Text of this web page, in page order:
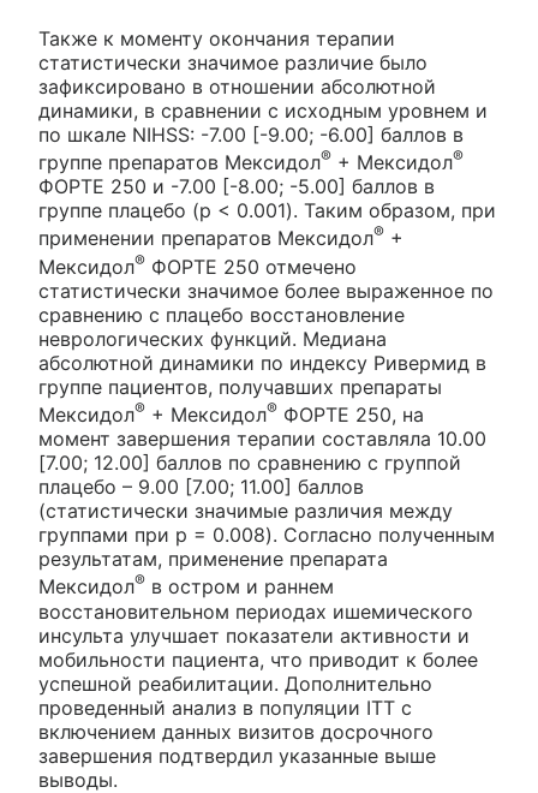
Также к моменту окончания терапии
статистически значимое различие было
зафиксировано в отношении абсолютной
динамики, в сравнении с исходным уровнем и
по шкале NIHSS: -7.00 [-9.00; -6.00] баллов в
группе препаратов Мексидол® + Мексидол®
ФОРТЕ 250 и -7.00 [-8.00; -5.00] баллов в
группе плацебо (p < 0.001). Таким образом, при
применении препаратов Мексидол® +
Мексидол® ФОРТЕ 250 отмечено
статистически значимое более выраженное по
сравнению с плацебо восстановление
неврологических функций. Медиана
абсолютной динамики по индексу Ривермид в
группе пациентов, получавших препараты
Мексидол® + Мексидол® ФОРТЕ 250, на
момент завершения терапии составляла 10.00
[7.00; 12.00] баллов по сравнению с группой
плацебо – 9.00 [7.00; 11.00] баллов
(статистически значимые различия между
группами при p = 0.008). Согласно полученным
результатам, применение препарата
Мексидол® в остром и раннем
восстановительном периодах ишемического
инсульта улучшает показатели активности и
мобильности пациента, что приводит к более
успешной реабилитации. Дополнительно
проведенный анализ в популяции ITT с
включением данных визитов досрочного
завершения подтвердил указанные выше
выводы.